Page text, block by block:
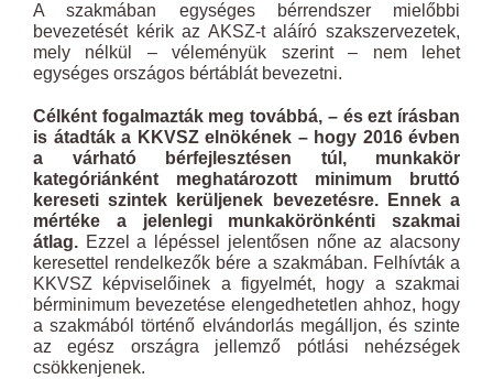
A szakmában egységes bérrendszer mielőbbi
bevezetését kérik az AKSZ-t aláíró szakszervezetek,
mely nélkül – véleményük szerint – nem lehet
egységes országos bértáblát bevezetni.
Célként fogalmazták meg továbbá, – és ezt írásban
is átadták a KKVSZ elnökének – hogy 2016 évben
a várható bérfejlesztésen túl, munkakör
kategóriánként meghatározott minimum bruttó
kereseti szintek kerüljenek bevezetésre. Ennek a
mértéke a jelenlegi munkakörönkénti szakmai
átlag. Ezzel a lépéssel jelentősen nőne az alacsony
keresettel rendelkezők bére a szakmában. Felhívták a
KKVSZ képviselőinek a figyelmét, hogy a szakmai
bérminimum bevezetése elengedhetetlen ahhoz, hogy
a szakmából történő elvándorlás megálljon, és szinte
az egész országra jellemző pótlási nehézségek
csökkenjenek.